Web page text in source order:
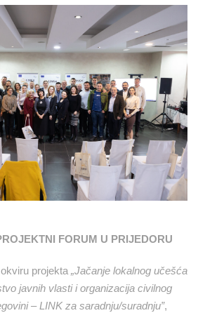
FORUM U PRIJEDORU
projekta „Jačanje lokalnog učešća
javnih vlasti i organizacija civilnog
– LINK za saradnju/suradnju”,